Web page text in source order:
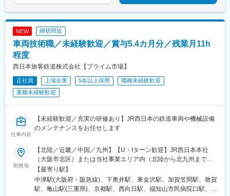
駅、赤堀駅、広貫堂前駅、金沢駅、足羽山公園口駅、高宮駅(滋賀
県)、守山駅、瀬田駅(滋賀県)、伏見駅(京都府)、二条城前駅、福知
山駅、高槻市駅、門真南駅、中百舌鳥駅、久米田駅、大阪上本町
辻駅、中山寺駅、西宮北口駅、岡場駅、大久保駅(兵庫県)、加古川
備前西市駅、西富井駅、新倉敷駅、東福山駅、西条駅(広島県)、広
島駅、三滝駅、新南陽駅、土居田駅、高知駅、新下関駅、下曽根
島県)、てだこ浦西駅、古島駅、卸町駅、権堂駅、成田駅、西登戸
駅、初富駅、西船橋駅、朝霞台駅、上野駅、桜台駅(東京都)、京王
蒲田駅、梅坪駅、近鉄名古屋駅、南荒子駅、中川原駅、商工会議
所前駅、烏丸御池駅、なかもず駅、谷町九丁目駅、西大橋駅、南
方駅(大阪府)、中山観音駅、阪神国道駅、的場町駅、横川駅(広島
県)、神田駅(鹿児島県)、おもろまち駅、千葉みなと駅、東中山
駅、上野御徒町駅、本所吾妻橋駅、名古屋駅、福井城址大名町
駅、丸太町駅(京都市営)、鶴橋駅、本町駅、新大阪駅、西宮駅(Ｊ
NEW 締切間近
車両技術職／未経験歓迎／賞与5.4カ月分／残業月11h
程度
西日本旅客鉄道株式会社【プライム市場】
正社員 上場企業 5名以上採用
職種未経験歓迎
業種未経験歓迎
仕事内容
【未経験歓迎／充実の研修あり】JR西日本の鉄道車両や機械設備
のメンテナンスをお任せします
勤務地
【北陸／近畿／中国／九州】【U・Iターン歓迎】JR西日本本社
（大阪市北区）または当社事業エリア内（北陸から北九州まで）
の各支社※可能な限り希望に沿う配属をいたします【北陸エリア】
富山県（富山市）石川県（金沢市、白山市）福井県（敦賀市）
【近畿エリア】京都府（京都市、向日市、福知山市）大阪府（大
【最寄り駅】
中津駅(大阪府・阪急線)、下奥井駅、東金沢駅、加賀笠間駅、敦賀
駅、亀山駅(三重県)、京都駅、西向日駅、福知山市民病院口駅、森